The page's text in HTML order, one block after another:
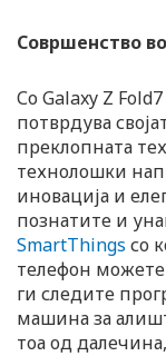
Совршенство
Со Galaxy Z
потврдува
преклопната
технолошки
иновација и
познатите и
SmartThings со
телефон можете
ги следите
машина за
тоа од